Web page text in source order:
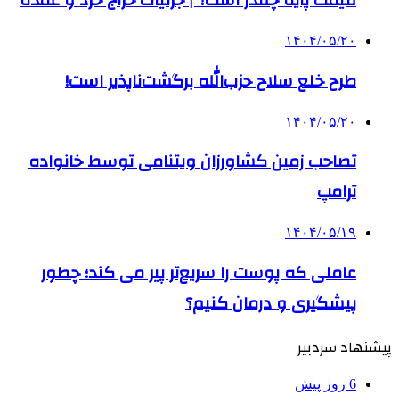
۱۴۰۴/۰۵/۲۰
طرح خلع سلاح حزب‌الله برگشت‌ناپذیر است!
۱۴۰۴/۰۵/۲۰
تصاحب زمین کشاورزان ویتنامی توسط خانواده
ترامپ
۱۴۰۴/۰۵/۱۹
عاملی که پوست را سریع‌تر پیر می کند؛ چطور
پیشگیری و درمان کنیم؟
پیشنهاد سردبیر
6 روز پیش